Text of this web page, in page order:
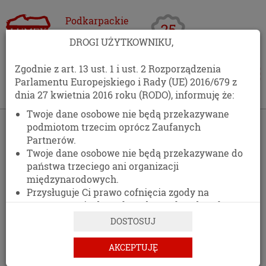
Podkarpackie
Centrum
Opakowań
DROGI UŻYTKOWNIKU,
Zgodnie z art. 13 ust. 1 i ust. 2 Rozporządzenia
Parlamentu Europejskiego i Rady (UE) 2016/679 z
dnia 27 kwietnia 2016 roku (RODO), informuję że:
Twoje dane osobowe nie będą przekazywane
podmiotom trzecim oprócz Zaufanych
Partnerów.
Twoje dane osobowe nie będą przekazywane do
państwa trzeciego ani organizacji
międzynarodowych.
Przysługuje Ci prawo cofnięcia zgody na
przetwarzanie danych osobowych w dowolnym
momencie, bez wpływu na zgodność z prawem
zgody przed jej cofnięciem.
Posiadasz prawo dostępu do treści swoich
DOSTOSUJ
AKCEPTUJĘ